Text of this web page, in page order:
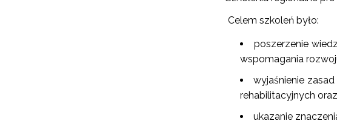
Celem szkoleń było:
poszerzenie
wspomagania
wyjaśnienie
rehabilitacyjnych
ukazanie